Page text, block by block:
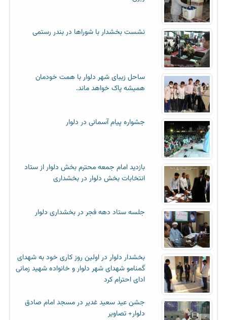
نشست بخشدار با شوراها در بندر رستمی
ساحل زیبای شهر دلوار با همت خودمان
همیشه پاک خواهد ماند.
جشواره پیام آسمانی در دلوار
بازدید امام جمعه محترم بخش دلوار از ستاد
انتخابات بخش دلوار در بخشداری
جلسه ستاد دهه فجر در بخشداری دلوار
بخشدار دلوار در اولین روز کاری خود به شهدای
گمنامو شهدای شهر دلوار و خانواده شهید زمانی
ادای احترام کرد
جشن عید سعید غدیر در مسجد امام صادق
دلوار+ تصاویر